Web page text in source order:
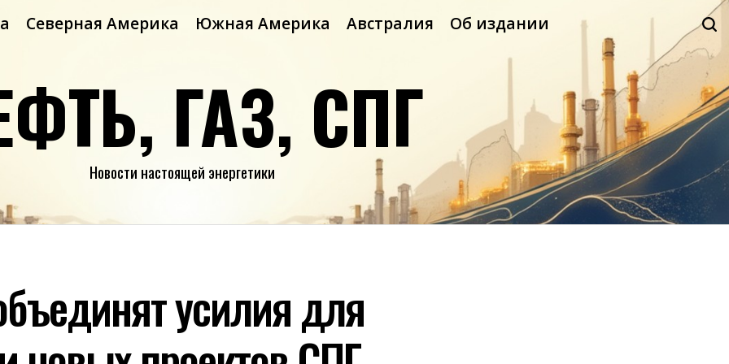
Северная Америка Южная Америка Австралия Об издании
ГАЗ, СПГ
Новости настоящей энергетики
усилия для